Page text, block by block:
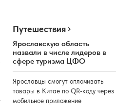
Путешествия
Ярославскую область
назвали в числе лидеров в
сфере туризма ЦФО
Ярославцы смогут оплачивать
товары в Китае по QR-коду через
мобильное приложение